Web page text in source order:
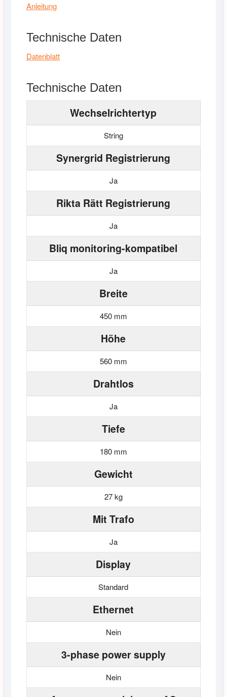
Anleitung
Technische Daten
Datenblatt
Technische Daten
Wechselrichtertyp
String
Synergrid Registrierung
Ja
Rikta Rätt Registrierung
Ja
Bliq monitoring-kompatibel
Ja
Breite
450 mm
Höhe
560 mm
Drahtlos
Ja
Tiefe
180 mm
Gewicht
27 kg
Mit Trafo
Ja
Display
Standard
Ethernet
Nein
3-phase power supply
Nein